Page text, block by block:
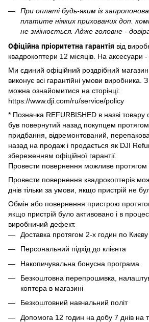
При оплаті будь-яким із
платите ніяких прихованих доп.
не змінюється. Адже головне -
Офіційна пріоритетна гарантія від
квадрокоптери 12 місяців. На аксесуари -
Ми єдиний офіційний роздрібний магазин
виконує всі гарантійні умови виробника.
можна ознайомитися на сторінці:
https://www.dji.com/ru/service/policy
* Позначка REFURBISHED в назві
був повернутий назад покупцем
придбання, відремонтований,
назад на продаж і продається як DJI
збереженням офіційної гарантії.
Провести повернення можливе протягом
Провести повернення квадрокоптерів
днів тільки за умови, якщо пристрій не
Обмін або повернення пристрою
якщо пристрій було активовано і в
виробничий дефект.
Доставка протягом 2-х годин по Києву
Персональний підхід до клієнта
Накопичувальна бонусна програма
Безкоштовна перепрошивка,
коптера в магазині
Безкоштовний навчальний політ
Допомога 12 годин на добу 7 днів на